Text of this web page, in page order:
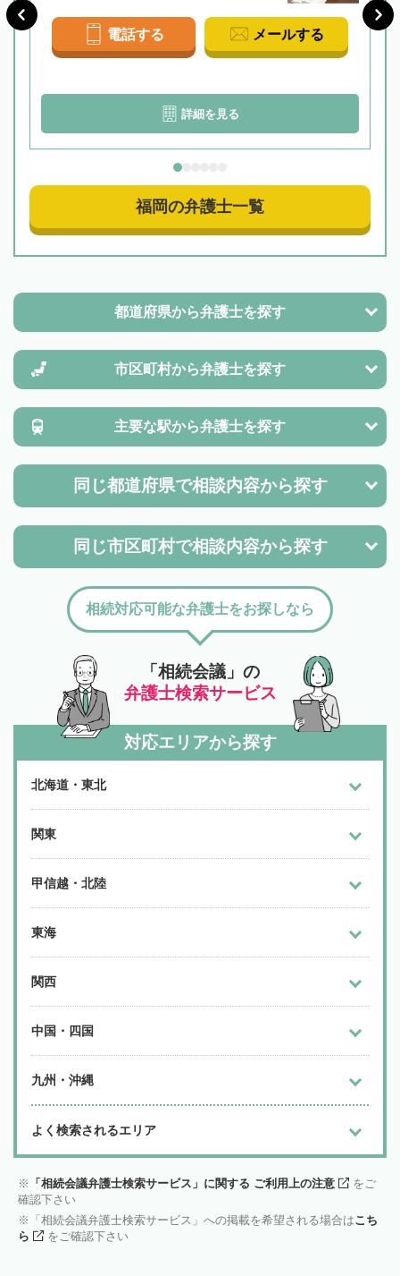
電話する メールする
詳細を見る
福岡の弁護士一覧
都道府県から弁護士を探す
市区町村から弁護士を探す
主要な駅から弁護士を探す
同じ都道府県で相談内容から探す
同じ市区町村で相談内容から探す
「相続会議」の
弁護士検索サービス
相続対応可能な弁護士をお探しなら
対応エリアから探す
北海道・東北
関東
甲信越・北陸
東海
関西
中国・四国
九州・沖縄
よく検索されるエリア
「相続会議弁護士検索サービス」に関する ご利用上の注意
をご
確認下さい
「相続会議弁護士検索サービス」への掲載を希望される場合はこち
ら
をご確認下さい